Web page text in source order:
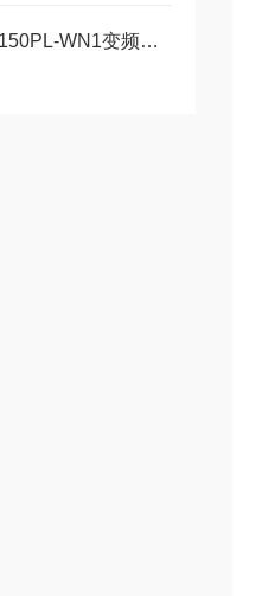
东芝VFAS1-4150PL-WN1变频器工业驱动的“智能节拍器”